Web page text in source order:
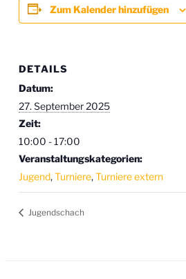
Zum Kalender hinzufügen
DETAILS
Datum:
27. September 2025
Zeit:
10:00 - 17:00
Veranstaltungskategorien:
Jugend,Turniere,Turniere extern
Jugendschach